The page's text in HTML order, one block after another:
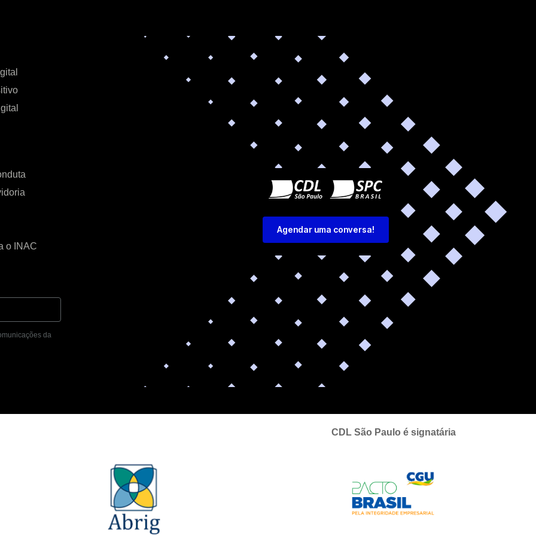
o INAC
da
Agendar uma conversa!
CDL São Paulo é signatária